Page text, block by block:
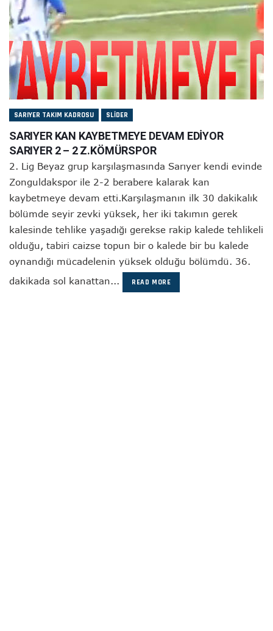
SARIYER TAKIM KADROSU SLIDER
SARIYER KAN KAYBETMEYE DEVAM EDİYOR
SARIYER 2 – 2 Z.KÖMÜRSPOR
2. Lig Beyaz grup karşılaşmasında Sarıyer kendi evinde
Zonguldakspor ile 2-2 berabere kalarak kan
kaybetmeye devam etti.Karşılaşmanın ilk 30 dakikalık
bölümde seyir zevki yüksek, her iki takımın gerek
kalesinde tehlike yaşadığı gerekse rakip kalede tehlikeli
olduğu, tabiri caizse topun bir o kalede bir bu kalede
oynandığı mücadelenin yüksek olduğu bölümdü. 36.
dakikada sol kanattan...
READ MORE